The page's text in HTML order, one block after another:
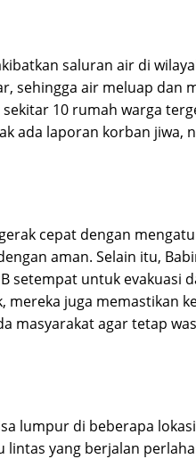
saluran air di
sehingga air meluap dan
10 rumah warga
ada laporan korban jiwa,
cepat dengan
aman. Selain itu,
setempat untuk evakuasi
mereka juga memastikan
masyarakat agar tetap
lumpur di beberapa
lintas yang berjalan